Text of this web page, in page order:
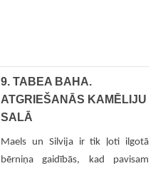
9. TABEA BAHA.
ATGRIEŠANĀS KAMĒLIJU
SALĀ
Maels un Silvija ir tik ļoti ilgotā
bērniņa gaidībās, kad pavisam